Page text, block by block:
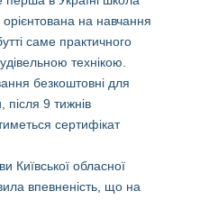
орієнтована на навчання
саме практичного
технікою.
безкоштовні для
після 9 тижнів
сертифікат
Київської обласної
впевненість, що на